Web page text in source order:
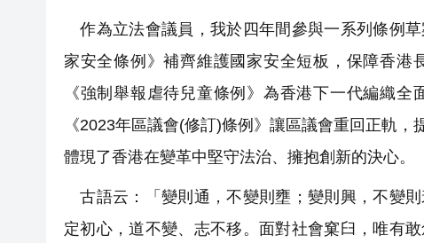
作為立法會議員，我於四年間參與一系列條例
家安全條例》補齊維護國家安全短板，保障香港
《強制舉報虐待兒童條例》為香港下一代編織
《2023年區議會(修訂)條例》讓區議會重回正軌
體現了香港在變革中堅守法治、擁抱創新的決心。
古語云：「變則通，不變則壅；變則興，不變
定初心，道不變、志不移。面對社會窠臼，唯有